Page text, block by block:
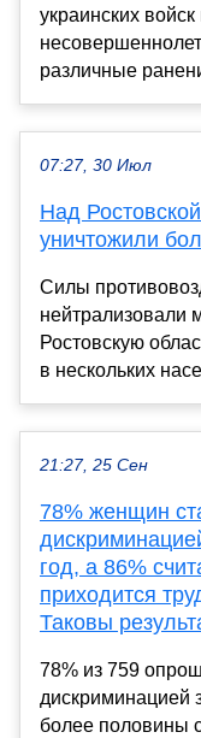
украинских
различные
07:27, 30 Июл
Над
уничтожили
Силы
нейтрализовали
Ростовскую
в нескольких
21:27, 25 Сен
78% женщин
год, а 86%
приходится
Таковы
78% из 759
дискриминацией
более половины